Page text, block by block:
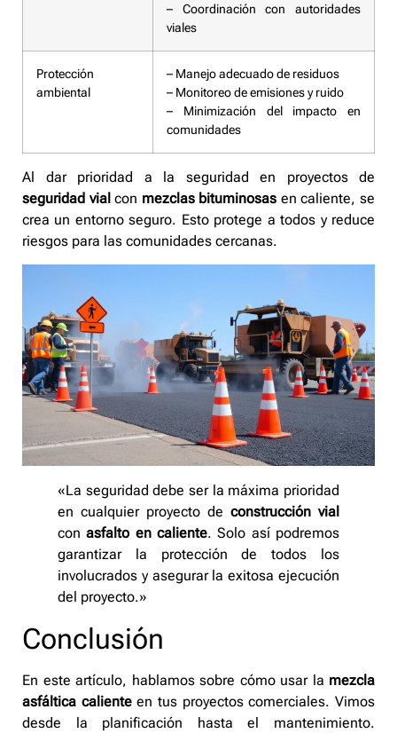
– Coordinación con autoridades
viales
Protección
ambiental
– Manejo adecuado de residuos
– Monitoreo de emisiones y ruido
– Minimización del impacto en
comunidades
Al dar prioridad a la seguridad en proyectos de
seguridad vialcon mezclas bituminosas en caliente, se
crea un entorno seguro. Esto protege a todos y reduce
riesgos para las comunidades cercanas.
«La seguridad debe ser la máxima prioridad
en cualquier proyecto de construcción vial
conasfalto en caliente. Solo así podremos
garantizar la protección de todos los
involucrados y asegurar la exitosa ejecución
del proyecto.»
Conclusión
En este artículo, hablamos sobre cómo usar la mezcla
asfáltica calienteen tus proyectos comerciales. Vimos
desde la planificación hasta el mantenimiento.